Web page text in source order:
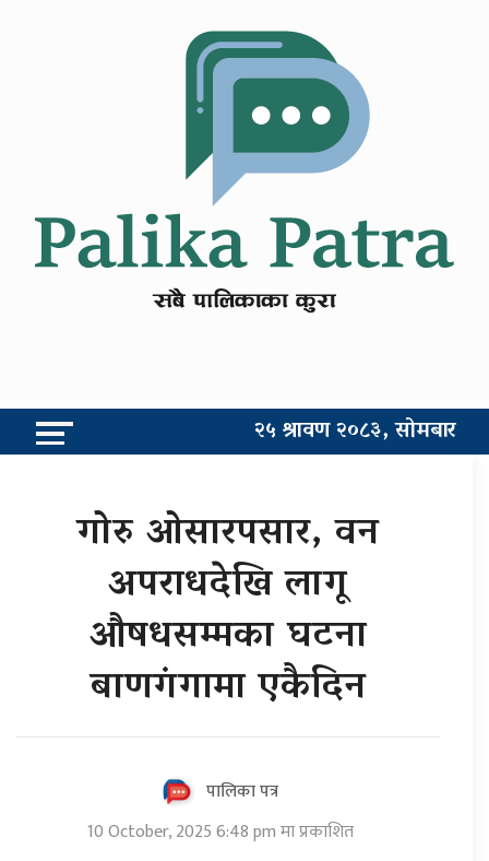
२५ श्रावण २०८३, सोमबार
गोरु ओसारपसार, वन
अपराधदेखि लागू
औषधसम्मका घटना
बाणगंगामा एकैदिन
पालिका पत्र
10 October, 2025 6:48 pm मा प्रकाशित